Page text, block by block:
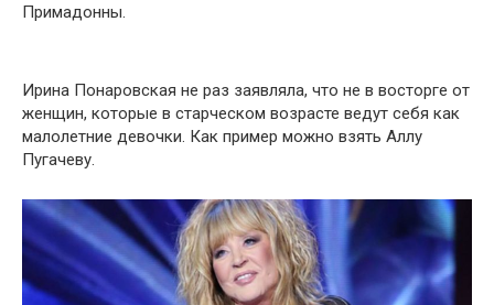
Примадонны.
Ирина Понаровская не раз заявляла, что не в восторге от
женщин, которые в старческом возрасте ведут себя как
малолетние девочки. Как пример можно взять Аллу
Пугачеву.